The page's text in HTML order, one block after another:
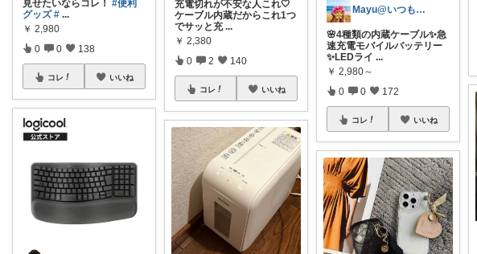
見せたいならコレ！ #便利
グッズ # ...
￥ 2,980
0 0 138
コレ いいね
充電切れが不安な人これ🤍
ケーブル内蔵だからこれ1つ
でサッと充 ...
￥ 2,380
0 2 140
コレ いいね
Mayu@いつも感謝😊こっそり購入🌸
🌸4種類の内蔵ケーブル✨急
速充電モバイルバッテリー
✨LEDライ ...
￥ 2,980～
0 0 172
コレ いいね